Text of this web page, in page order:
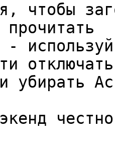
чтобы
-
убирать